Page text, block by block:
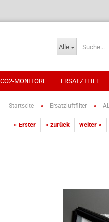
Alle
CO2-MONITORE ERSATZTEILE
Startseite » Ersatzluftfilter »
« Erster « zurück weiter »